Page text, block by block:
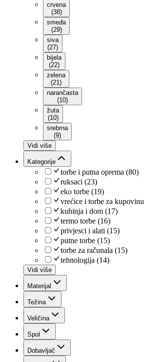
crvena
(38)
smeđa
(29)
siva
(27)
bijela
(22)
zelena
(21 )
narančasta
(10)
žuta
(10)
srebrna
(9)
Vidi više
Kategorije
torbe i putna oprema (80)
ruksaci (23)
eko torbe (19)
vrećice i torbe za kupovinu
kuhinja i dom (17)
termo torbe (16)
privjesci i alati (15)
putne torbe (15)
torbe za računala (15)
tehnologija (14)
Vidi više
Materijal
Težina
Veličina
Spol
Dobavljač